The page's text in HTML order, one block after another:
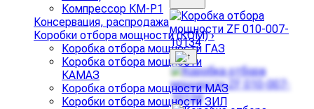
Компрессор КМ-Р1
Консервация, распродажа
Коробки отбора мощности (КОМ)›
Коробка отбора мощности ГАЗ
Коробка отбора мощности
КАМАЗ
Коробка отбора мощности МАЗ
Коробки отбора мощности ЗИЛ